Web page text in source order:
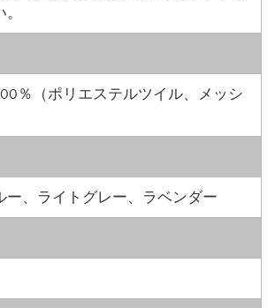
％（ポリエステルツイル、メッシ
ー、ライトグレー、ラベンダー